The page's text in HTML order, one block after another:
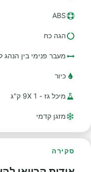
ABS
הגה כח
מעבר פנימי בין הנהג
כיור
מיכל גז - 1 9X ק"ג
מזגן קדמי
סקירה